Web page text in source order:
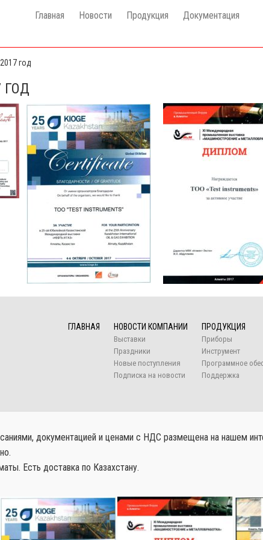
Главная Новости Продукция Документация
год
ГОД
ГЛАВНАЯ НОВОСТИ КОМПАНИИ
Выставки
Праздники
Новые поступления
Подписка на новости
ПРОДУКЦИЯ
Приборы
Инструмент
Программное
Поддержка
документацией и ценами с НДС размещена на нашем
Есть доставка по Казахстану.